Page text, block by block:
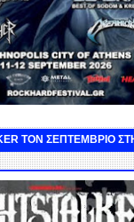
ΤΟΝ ΣΕΠΤΕΜΒΡΙΟ